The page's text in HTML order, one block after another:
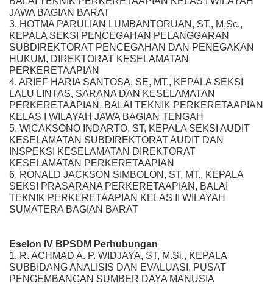
JAWA BAGIAN BARAT
3. HOTMA PARULIAN LUMBANTORUAN, ST., M.Sc.,
KEPALA SEKSI PENCEGAHAN PELANGGARAN
SUBDIREKTORAT PENCEGAHAN DAN PENEGAKAN
HUKUM, DIREKTORAT KESELAMATAN
PERKERETAAPIAN
4. ARIEF HARIA SANTOSA, SE, MT., KEPALA SEKSI
LALU LINTAS, SARANA DAN KESELAMATAN
PERKERETAAPIAN, BALAI TEKNIK PERKERETAAPIAN
KELAS I WILAYAH JAWA BAGIAN TENGAH
5. WICAKSONO INDARTO, ST, KEPALA SEKSI AUDIT
KESELAMATAN SUBDIREKTORAT AUDIT DAN
INSPEKSI KESELAMATAN DIREKTORAT
KESELAMATAN PERKERETAAPIAN
6. RONALD JACKSON SIMBOLON, ST, MT., KEPALA
SEKSI PRASARANA PERKERETAAPIAN, BALAI
TEKNIK PERKERETAAPIAN KELAS II WILAYAH
SUMATERA BAGIAN BARAT
Eselon IV BPSDM Perhubungan
1. R. ACHMAD A. P. WIDJAYA, ST, M.Si., KEPALA
SUBBIDANG ANALISIS DAN EVALUASI, PUSAT
PENGEMBANGAN SUMBER DAYA MANUSIA